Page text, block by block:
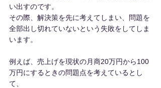
い出すのです。
その際、解決策を先に考えてしまい、問題を
全部出し切れていないという失敗をしてしま
います。
例えば、売上げを現状の月商20万円から100
万円にするときの問題点を考えているとし
て、